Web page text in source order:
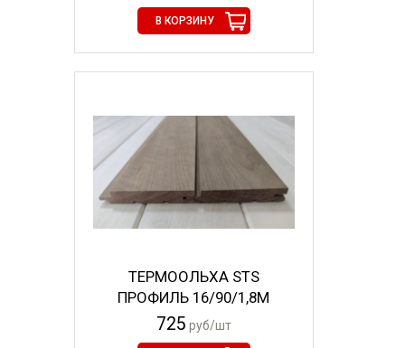
В КОРЗИНУ
ТЕРМООЛЬХА STS
ПРОФИЛЬ 16/90/1,8М
725 руб/шт